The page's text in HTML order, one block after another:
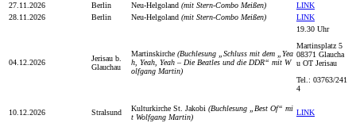
27.11.2026 Berlin Neu-Helgoland (mit Stern-Combo Meißen)
LINK
28.11.2026
Berlin Neu-Helgoland (mit Stern-Combo Meißen) LINK
04.12.2026
Jerisau b.
Glauchau
Martinskirche (Buchlesung „Schluss mit dem „Yea
h, Yeah, Yeah – Die Beatles und die DDR“ mit W
olfgang Martin)
19.30 Uhr
Martinsplatz 5
08371 Glaucha
u OT Jerisau
Tel.: 03763/241
4
10.12.2026 Stralsund Kulturkirche St. Jakobi (Buchlesung „Best Of“ mi
t Wolfgang Martin)
LINK